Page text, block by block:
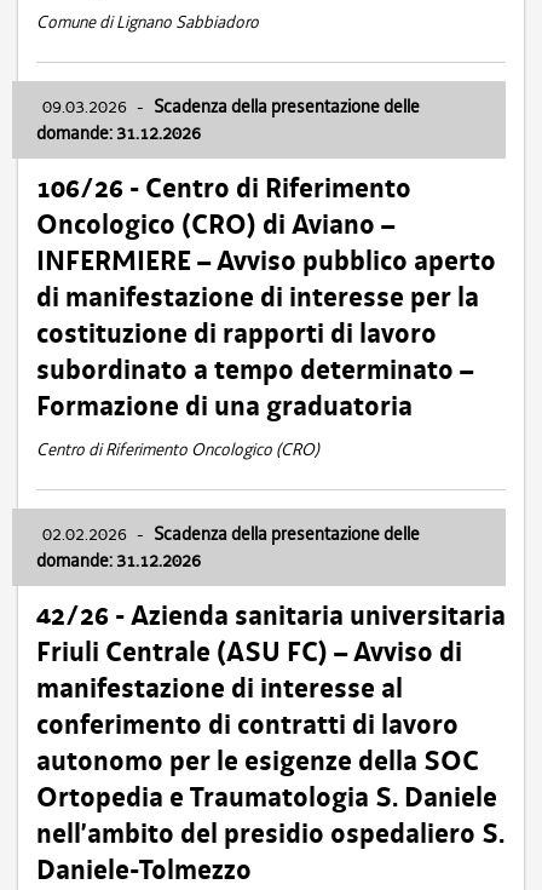
Comune di Lignano Sabbiadoro
09.03.2026 - Scadenza della presentazione delle
domande: 31.12.2026
106/26 - Centro di Riferimento
Oncologico (CRO) di Aviano –
INFERMIERE – Avviso pubblico aperto
di manifestazione di interesse per la
costituzione di rapporti di lavoro
subordinato a tempo determinato –
Formazione di una graduatoria
Centro di Riferimento Oncologico (CRO)
02.02.2026 - Scadenza della presentazione delle
domande: 31.12.2026
42/26 - Azienda sanitaria universitaria
Friuli Centrale (ASU FC) – Avviso di
manifestazione di interesse al
conferimento di contratti di lavoro
autonomo per le esigenze della SOC
Ortopedia e Traumatologia S. Daniele
nell’ambito del presidio ospedaliero S.
Daniele-Tolmezzo